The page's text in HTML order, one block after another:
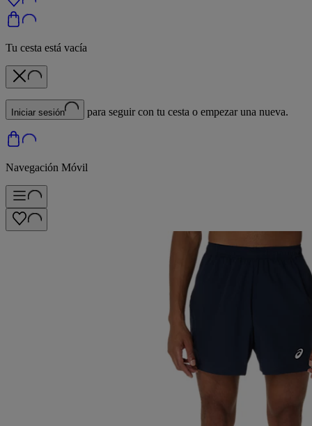
Tu cesta está vacía
Iniciar sesión para seguir con tu cesta o empezar una nueva.
Navegación Móvil